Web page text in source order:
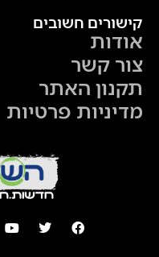
קישורים חשובים
אודות
צור קשר
תקנון האתר
מדיניות פרטיות